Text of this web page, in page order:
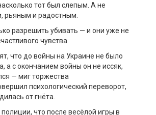
тот был слепым. А не
рьяным и радостным.
разрешить убивать — и они уже не
чувства.
что до войны на Украине не было
а с окончанием войны он не иссяк,
— миг торжества
психологический переворот,
от гнёта.
что после весёлой игры в